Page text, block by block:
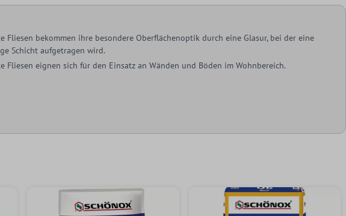
Fliesen bekommen ihre besondere Oberflächenoptik durch eine Glasur, bei der eine
Schicht aufgetragen wird.
Fliesen eignen sich für den Einsatz an Wänden und Böden im Wohnbereich.